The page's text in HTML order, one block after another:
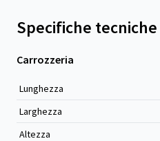
Specifiche tecniche
Carrozzeria
Lunghezza
Larghezza
Altezza